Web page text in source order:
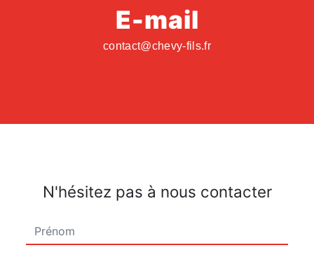
E-mail
contact@chevy-fils.fr
N'hésitez pas à nous contacter